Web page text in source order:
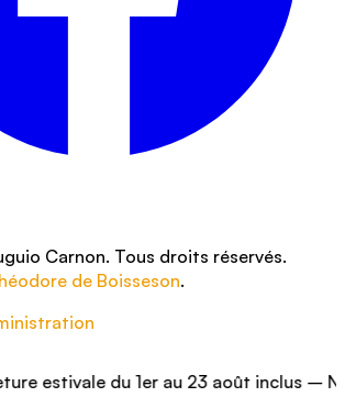
Carnon. Tous droits réservés.
de Boisseson.
du 1er au 23 août inclus – Nous